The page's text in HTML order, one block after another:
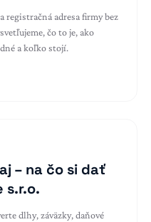
registračná adresa firmy bez
čo to je, ako
a koľko stojí.
– na čo si dať
s.r.o.
dlhy, záväzky, daňové